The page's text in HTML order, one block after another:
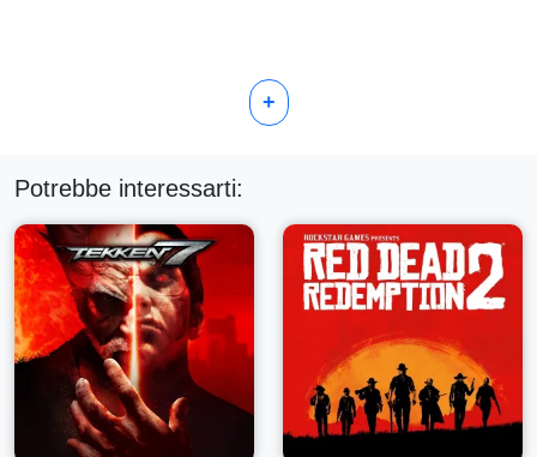
+
Potrebbe interessarti: